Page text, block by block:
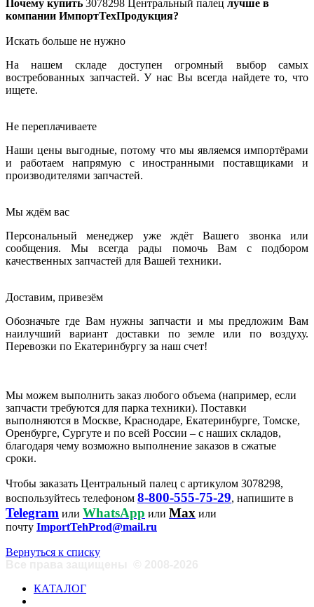
Почему купить 3078298 Центральный палец лучше в
компании ИмпортТехПродукция?
Искать больше не нужно
На нашем складе доступен огромный выбор самых
востребованных запчастей. У нас Вы всегда найдете то, что
ищете.
Не переплачиваете
Наши цены выгодные, потому что мы являемся импортёрами
и работаем напрямую с иностранными поставщиками и
производителями запчастей.
Мы ждём вас
Персональный менеджер уже ждёт Вашего звонка или
сообщения. Мы всегда рады помочь Вам с подбором
качественных запчастей для Вашей техники.
Доставим, привезём
Обозначьте где Вам нужны запчасти и мы предложим Вам
наилучший вариант доставки по земле или по воздуху.
Перевозки по Екатеринбургу за наш счет!
Мы можем выполнить заказ любого объема (например, если
запчасти требуются для парка техники). Поставки
выполняются в Москве, Краснодаре, Екатеринбурге, Томске,
Оренбурге, Сургуте и по всей России – с наших складов,
благодаря чему возможно выполнение заказов в сжатые
сроки.
Чтобы заказать Центральный палец с артикулом 3078298,
воспользуйтесь телефоном 8-800-555-75-29, напишите в
Telegram или WhatsApp или Max или
почту ImportTehProd@mail.ru
Вернуться к списку
КАТАЛОГ